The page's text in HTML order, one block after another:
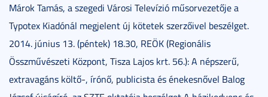
Márok Tamás, a szegedi Városi Televízió műsorvezetője a
Typotex Kiadónál megjelent új kötetek szerzőivel beszélget.
2014. június 13. (péntek) 18.30, REÖK (Regionális
Összművészeti Központ, Tisza Lajos krt. 56.): A népszerű,
extravagáns költő-, írónő, publicista és énekesnővel Balog